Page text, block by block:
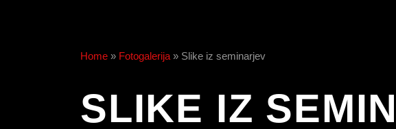
Home » Fotogalerija » Slike iz seminarjev
SLIKE IZ